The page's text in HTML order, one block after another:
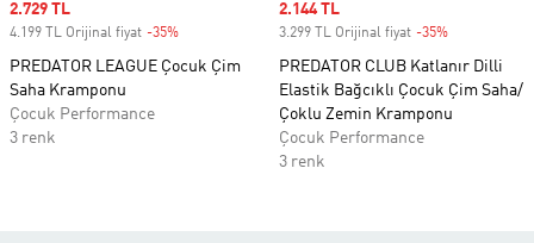
Sale price
2.729 TL
4.199 TL Orijinal fiyat -35%
PREDATOR LEAGUE Çocuk Çim
Saha Kramponu
Çocuk Performance
3 renk
Sale price
2.144 TL
3.299 TL Orijinal fiyat -35%
PREDATOR CLUB Katlanır Dilli
Elastik Bağcıklı Çocuk Çim Saha/
Çoklu Zemin Kramponu
Çocuk Performance
3 renk